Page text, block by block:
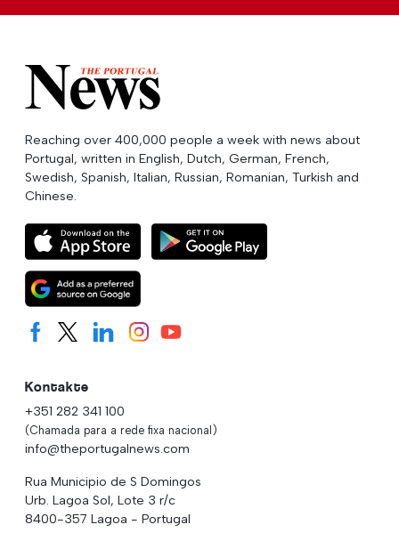
Reaching over 400,000 people a week with news about
Portugal, written in English, Dutch, German, French,
Swedish, Spanish, Italian, Russian, Romanian, Turkish and
Chinese.
Kontakte
+351 282 341 100
(Chamada para a rede fixa nacional)
info@theportugalnews.com
Rua Municipio de S Domingos
Urb. Lagoa Sol, Lote 3 r/c
8400-357 Lagoa - Portugal